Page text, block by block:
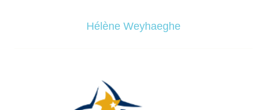
Hélène Weyhaeghe
La maison René Verrier